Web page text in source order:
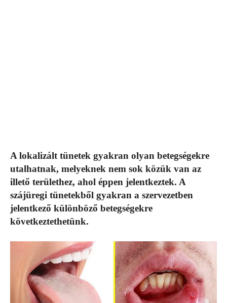
A lokalizált tünetek gyakran olyan betegségekre
utalhatnak, melyeknek nem sok közük van az
illető területhez, ahol éppen jelentkeztek. A
szájüregi tünetekből gyakran a szervezetben
jelentkező különböző betegségekre
következtethetünk.